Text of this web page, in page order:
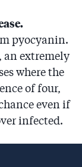
pyocyanin.
an extremely
where the
of four,
even if
infected.